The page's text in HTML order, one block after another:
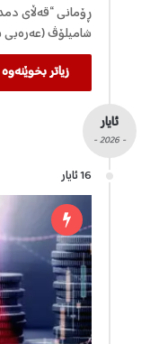
ڕۆمانی “قەڵای
شامیلۆڤ (عەرەبی
زیاتر
ئایار
- 2026 -
16 ئایار